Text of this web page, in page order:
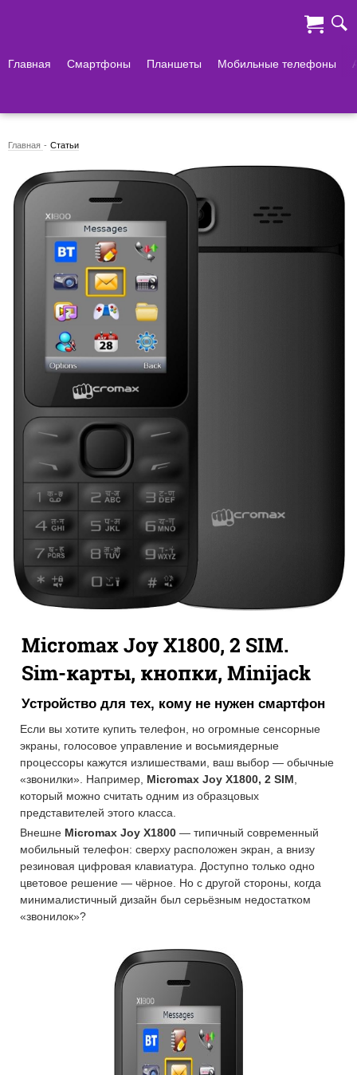
Главная Смартфоны Планшеты Мобильные телефоны
Главная Статьи
Micromax Joy X1800, 2 SIM.
Sim-карты, кнопки, Minijack
Устройство для тех, кому не нужен смартфон
Если вы хотите купить телефон, но огромные сенсорные
экраны, голосовое управление и восьмиядерные
процессоры кажутся излишествами, ваш выбор — обычные
«звонилки». Например, Micromax Joy X1800, 2 SIM
который можно считать одним из образцовых
представителей этого класса.
Внешне Micromax Joy X1800 — типичный современный
мобильный телефон: сверху расположен экран, а внизу
резиновая цифровая клавиатура. Доступно только одно
цветовое решение — чёрное. Но с другой стороны, когда
минималистичный дизайн был серьёзным недостатком
«звонилок»?